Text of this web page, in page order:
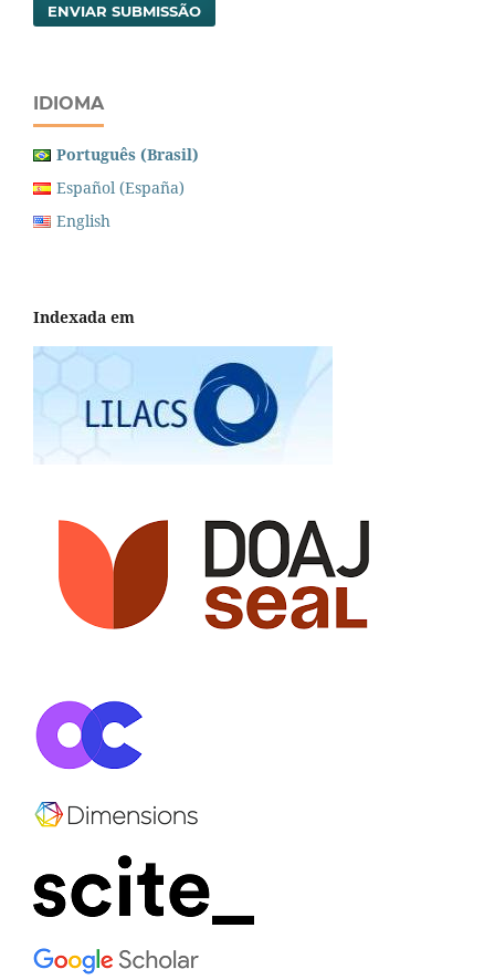
ENVIAR SUBMISSÃO
IDIOMA
Português (Brasil)
Español (España)
English
Indexada em